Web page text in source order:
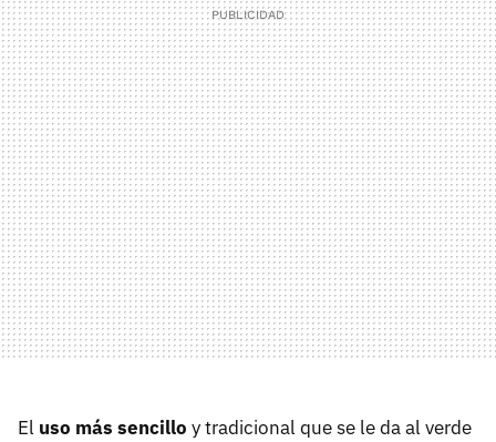
El uso más sencillo y tradicional que se le da al verde